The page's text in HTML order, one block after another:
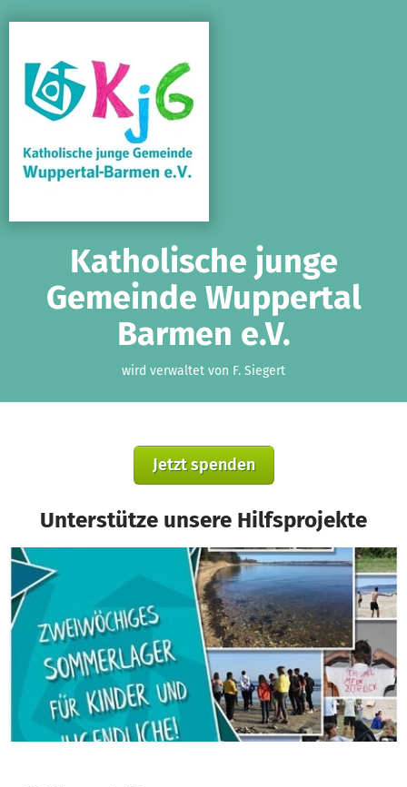
Katholische junge
Gemeinde Wuppertal
Barmen e.V.
wird verwaltet von F. Siegert
Jetzt spenden
Unterstütze unsere Hilfsprojekte